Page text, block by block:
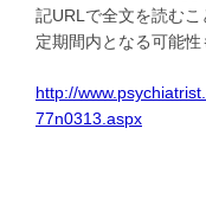
記URLで全文を読む
定期間内となる可能性
http://
77n0313.aspx